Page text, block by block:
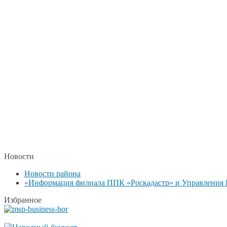
Новости
Новости района
«Информация филиала ППК «Роскадастр» и Управления
Избранное